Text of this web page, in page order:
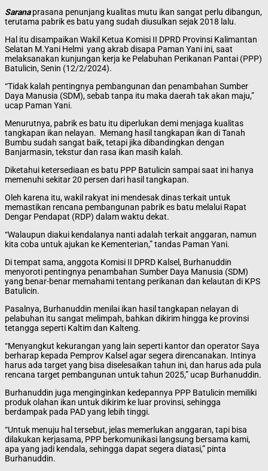
Saranaprasana penunjang kualitas mutu ikan sangat perlu dibangun,
terutama pabrik es batu yang sudah diusulkan sejak 2018 lalu.
Hal itu disampaikan Wakil Ketua Komisi II DPRD Provinsi Kalimantan
Selatan M.Yani Helmi yang akrab disapa Paman Yani ini, saat
melaksanakan kunjungan kerja ke Pelabuhan Perikanan Pantai (PPP)
Batulicin, Senin (12/2/2024).
“Tidak kalah pentingnya pembangunan dan penambahan Sumber
Daya Manusia (SDM), sebab tanpa itu maka daerah tak akan maju,”
ucap Paman Yani.
Menurutnya, pabrik es batu itu diperlukan demi menjaga kualitas
tangkapan ikan nelayan. Memang hasil tangkapan ikan di Tanah
Bumbu sudah sangat baik, tetapi jika dibandingkan dengan
Banjarmasin, tekstur dan rasa ikan masih kalah.
Diketahui ketersediaan es batu PPP Batulicin sampai saat ini hanya
memenuhi sekitar 20 persen dari hasil tangkapan.
Oleh karena itu, wakil rakyat ini mendesak dinas terkait untuk
memastikan rencana pembangunan pabrik es batu melalui Rapat
Dengar Pendapat (RDP) dalam waktu dekat.
“Walaupun diakui kendalanya nanti adalah terkait anggaran, namun
kita coba untuk ajukan ke Kementerian,” tandas Paman Yani.
Di tempat sama, anggota Komisi II DPRD Kalsel, Burhanuddin
menyoroti pentingnya penambahan Sumber Daya Manusia (SDM)
yang benar-benar memahami tentang perikanan dan kelautan di KPS
Batulicin.
Pasalnya, Burhanuddin menilai ikan hasil tangkapan nelayan di
pelabuhan itu sangat melimpah, bahkan dikirim hingga ke provinsi
tetangga seperti Kaltim dan Kalteng.
“Menyangkut kekurangan yang lain seperti kantor dan operator Saya
berharap kepada Pemprov Kalsel agar segera direncanakan. Intinya
harus ada target yang bisa diselesaikan tahun ini, dan harus ada pula
rencana target pembangunan untuk tahun 2025,” ucap Burhanuddin.
Burhanuddin juga menginginkan kedepannya PPP Batulicin memiliki
produk olahan ikan untuk dikirim ke luar provinsi, sehingga
berdampak pada PAD yang lebih tinggi.
“Untuk menuju hal tersebut, jelas memerlukan anggaran, tapi bisa
dilakukan kerjasama, PPP berkomunikasi langsung bersama kami,
apa yang jadi kendala, sehingga dapat segera diatasi,” pinta
Burhanuddin.